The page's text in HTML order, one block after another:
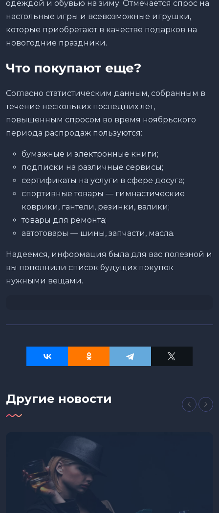
одеждой и обувью на зиму. Отмечается спрос на
настольные игры и всевозможные игрушки,
которые приобретают в качестве подарков на
новогодние праздники.
Что покупают еще?
Согласно статистическим данным, собранным в
течение нескольких последних лет,
повышенным спросом во время ноябрьского
периода распродаж пользуются:
бумажные и электронные книги;
подписки на различные сервисы;
сертификаты на услуги в сфере досуга;
спортивные товары — гимнастические
коврики, гантели, резинки, валики;
товары для ремонта;
автотовары — шины, запчасти, масла.
Надеемся, информация была для вас полезной и
вы пополнили список будущих покупок
нужными вещами.
Другие новости